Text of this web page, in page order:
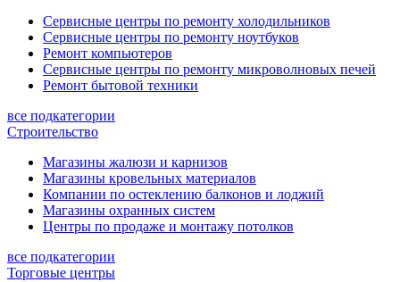
Сервисные центры по ремонту холодильников
Сервисные центры по ремонту ноутбуков
Ремонт компьютеров
Сервисные центры по ремонту микроволновых печей
Ремонт бытовой техники
все подкатегории
Строительство
Магазины жалюзи и карнизов
Магазины кровельных материалов
Компании по остеклению балконов и лоджий
Магазины охранных систем
Центры по продаже и монтажу потолков
все подкатегории
Торговые центры